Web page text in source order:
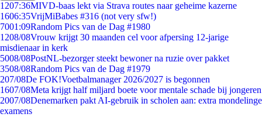
1207:36MIVD-baas lekt via Strava routes naar geheime kazerne
1606:35VrijMiBabes #316 (not very sfw!)
7001:09Random Pics van de Dag #1980
1208/08Vrouw krijgt 30 maanden cel voor afpersing 12-jarige
misdienaar in kerk
5008/08PostNL-bezorger steekt bewoner na ruzie over pakket
3508/08Random Pics van de Dag #1979
207/08De FOK!Voetbalmanager 2026/2027 is begonnen
1607/08Meta krijgt half miljard boete voor mentale schade bij jongeren
2007/08Denemarken pakt AI-gebruik in scholen aan: extra mondelinge
examens